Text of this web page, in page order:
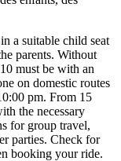
a suitable child seat
parents. Without
must be with an
on domestic routes
pm. From 15
the necessary
for group travel,
parties. Check for
booking your ride.